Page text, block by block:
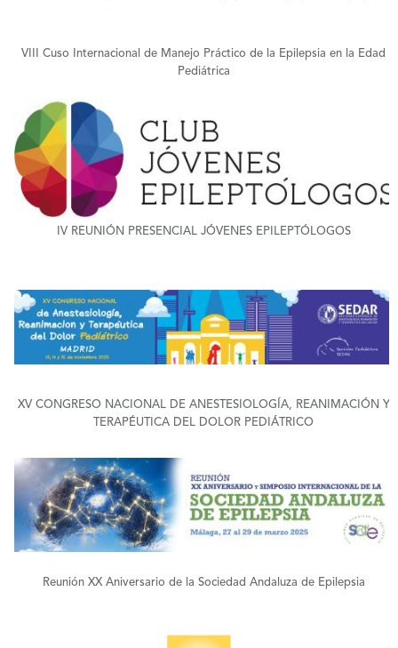
VIII Cuso Internacional de Manejo Práctico de la Epilepsia en la Edad
Pediátrica
+
IV REUNIÓN PRESENCIAL JÓVENES EPILEPTÓLOGOS
+
XV CONGRESO NACIONAL DE ANESTESIOLOGÍA, REANIMACIÓN Y
TERAPÉUTICA DEL DOLOR PEDIÁTRICO
+
Reunión XX Aniversario de la Sociedad Andaluza de Epilepsia